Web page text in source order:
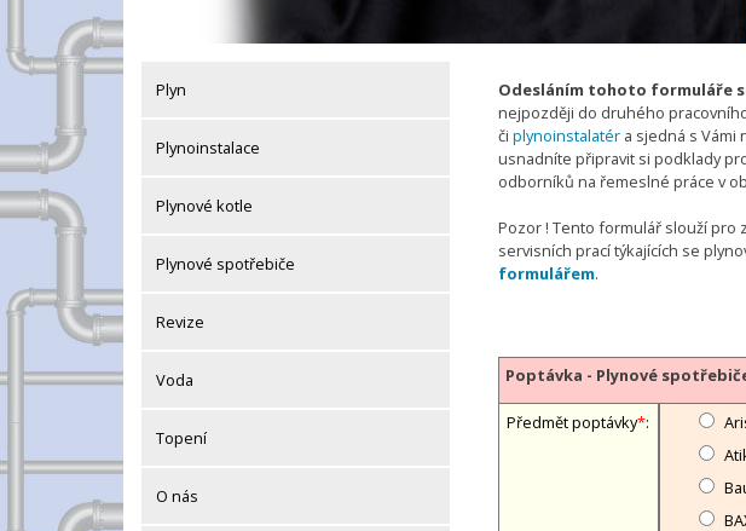
Plyn
Plynoinstalace
Plynové kotle
Plynové spotřebiče
Revize
Voda
Topení
O nás
Odesláním tohoto formuláře
nejpozději do druhého
či plynoinstalatér a sjedná s Vámi
usnadníte připravit si podklady
odborníků na řemeslné práce v
Pozor ! Tento formulář slouží pro
servisních prací týkajících se
formulářem.
Poptávka - Plynové
Předmět poptávky*: